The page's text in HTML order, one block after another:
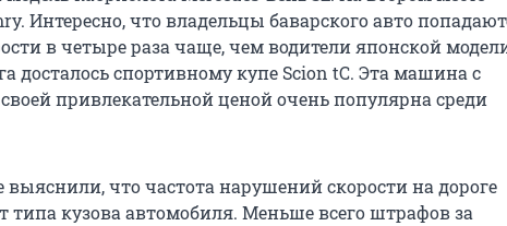
Интересно, что владельцы баварского авто
в четыре раза чаще, чем водители японской
досталось спортивному купе Scion tC. Эта машина с
своей привлекательной ценой очень популярна среди
выяснили, что частота нарушений скорости на дороге
типа кузова автомобиля. Меньше всего штрафов за